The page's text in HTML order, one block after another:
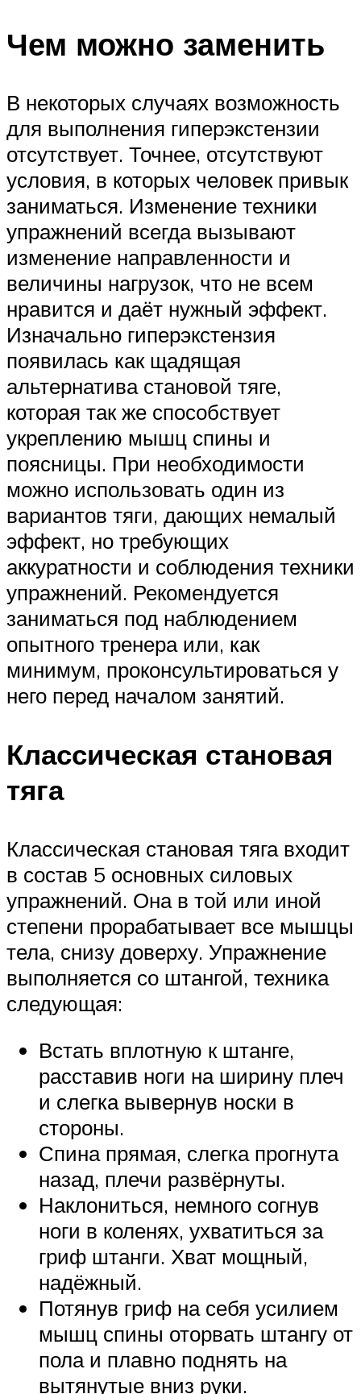
Чем можно заменить
В некоторых случаях возможность
для выполнения гиперэкстензии
отсутствует. Точнее, отсутствуют
условия, в которых человек привык
заниматься. Изменение техники
упражнений всегда вызывают
изменение направленности и
величины нагрузок, что не всем
нравится и даёт нужный эффект.
Изначально гиперэкстензия
появилась как щадящая
альтернатива становой тяге,
которая так же способствует
укреплению мышц спины и
поясницы. При необходимости
можно использовать один из
вариантов тяги, дающих немалый
эффект, но требующих
аккуратности и соблюдения техники
упражнений. Рекомендуется
заниматься под наблюдением
опытного тренера или, как
минимум, проконсультироваться у
него перед началом занятий.
Классическая становая
тяга
Классическая становая тяга входит
в состав 5 основных силовых
упражнений. Она в той или иной
степени прорабатывает все мышцы
тела, снизу доверху. Упражнение
выполняется со штангой, техника
следующая:
Встать вплотную к штанге,
расставив ноги на ширину плеч
и слегка вывернув носки в
стороны.
Спина прямая, слегка прогнута
назад, плечи развёрнуты.
Наклониться, немного согнув
ноги в коленях, ухватиться за
гриф штанги. Хват мощный,
надёжный.
Потянув гриф на себя усилием
мышц спины оторвать штангу от
пола и плавно поднять на
вытянутые вниз руки.